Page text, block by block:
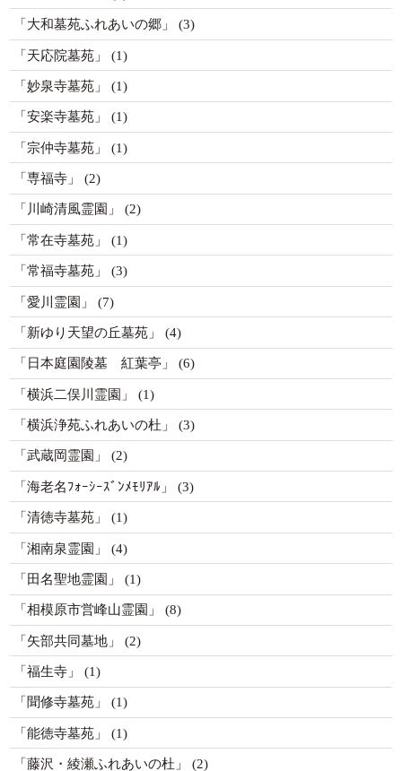
「大和墓苑ふれあいの郷」 (3)
「天応院墓苑」 (1)
「妙泉寺墓苑」 (1)
「安楽寺墓苑」 (1)
「宗仲寺墓苑」 (1)
「専福寺」 (2)
「川崎清風霊園」 (2)
「常在寺墓苑」 (1)
「常福寺墓苑」 (3)
「愛川霊園」 (7)
「新ゆり天望の丘墓苑」 (4)
「日本庭園陵墓 紅葉亭」 (6)
「横浜二俣川霊園」 (1)
「横浜浄苑ふれあいの杜」 (3)
「武蔵岡霊園」 (2)
「海老名ﾌｫｰｼｰｽﾞﾝﾒﾓﾘｱﾙ」 (3)
「清徳寺墓苑」 (1)
「湘南泉霊園」 (4)
「田名聖地霊園」 (1)
「相模原市営峰山霊園」 (8)
「矢部共同墓地」 (2)
「福生寺」 (1)
「聞修寺墓苑」 (1)
「能徳寺墓苑」 (1)
「藤沢・綾瀬ふれあいの杜」 (2)